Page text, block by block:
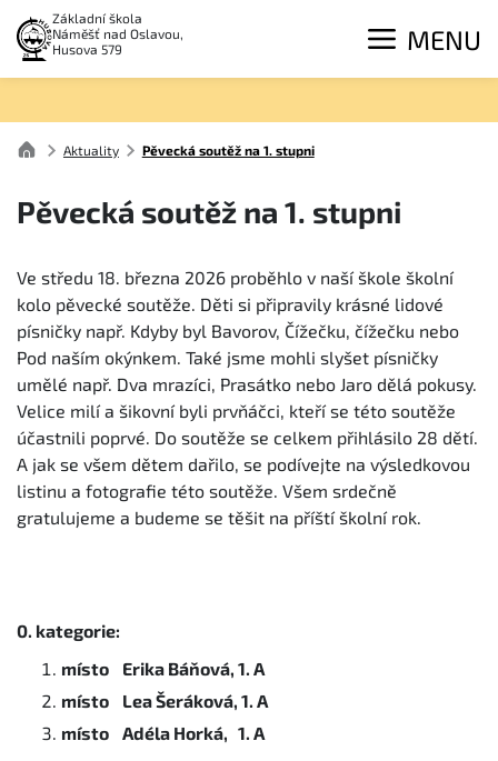
Základní škola
Náměšť nad Oslavou,
Husova 579
MENU
Aktuality Pěvecká soutěž na 1. stupni
Pěvecká soutěž na 1. stupni
Ve středu 18. března 2026 proběhlo v naší škole školní
kolo pěvecké soutěže. Děti si připravily krásné lidové
písničky např. Kdyby byl Bavorov, Čížečku, čížečku nebo
Pod naším okýnkem. Také jsme mohli slyšet písničky
umělé např. Dva mrazíci, Prasátko nebo Jaro dělá pokusy.
Velice milí a šikovní byli prvňáčci, kteří se této soutěže
účastnili poprvé. Do soutěže se celkem přihlásilo 28 dětí.
A jak se všem dětem dařilo, se podívejte na výsledkovou
listinu a fotografie této soutěže. Všem srdečně
gratulujeme a budeme se těšit na příští školní rok.
0. kategorie:
místo Erika Báňová, 1. A
místo Lea Šeráková, 1. A
místo Adéla Horká, 1. A